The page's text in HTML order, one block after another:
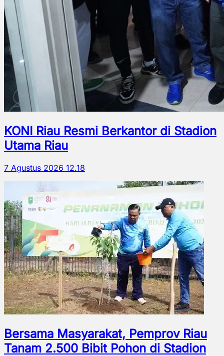
KONI Riau Resmi Berkantor di Stadion
Utama Riau
7 Agustus 2026 12.18
Bersama Masyarakat, Pemprov Riau
Tanam 2.500 Bibit Pohon di Stadion